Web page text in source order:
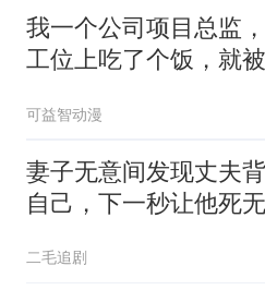
我一个公司项目总监
工位上吃了个饭，就
可益智动漫
妻子无意间发现丈夫
自己，下一秒让他死
二毛追剧